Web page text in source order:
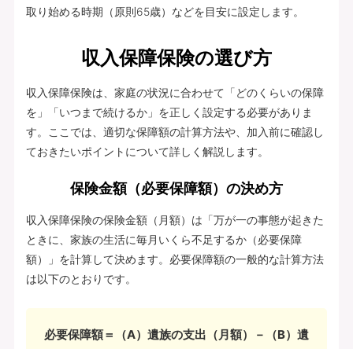
取り始める時期（原則65歳）などを目安に設定します。
収入保障保険の選び方
収入保障保険は、家庭の状況に合わせて「どのくらいの保障
を」「いつまで続けるか」を正しく設定する必要がありま
す。ここでは、適切な保障額の計算方法や、加入前に確認し
ておきたいポイントについて詳しく解説します。
保険金額（必要保障額）の決め方
収入保障保険の保険金額（月額）は「万が一の事態が起きた
ときに、家族の生活に毎月いくら不足するか（必要保障
額）」を計算して決めます。必要保障額の一般的な計算方法
は以下のとおりです。
必要保障額＝（A）遺族の支出（月額）－（B）遺